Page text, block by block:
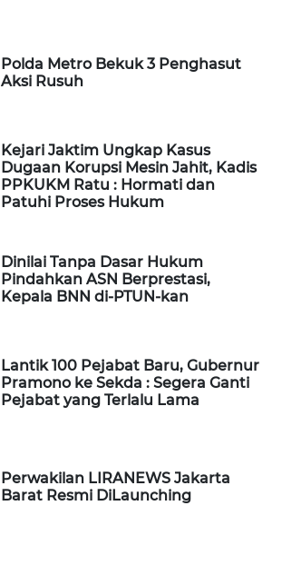
Polda Metro Bekuk 3 Penghasut
Aksi Rusuh
Kejari Jaktim Ungkap Kasus
Dugaan Korupsi Mesin Jahit, Kadis
PPKUKM Ratu : Hormati dan
Patuhi Proses Hukum
Dinilai Tanpa Dasar Hukum
Pindahkan ASN Berprestasi,
Kepala BNN di-PTUN-kan
Lantik 100 Pejabat Baru, Gubernur
Pramono ke Sekda : Segera Ganti
Pejabat yang Terlalu Lama
Perwakilan LIRANEWS Jakarta
Barat Resmi DiLaunching